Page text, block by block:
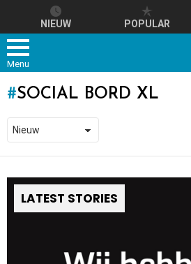
NIEUW POPULAR
Menu
SOCIAL BORD XL
LATEST STORIES